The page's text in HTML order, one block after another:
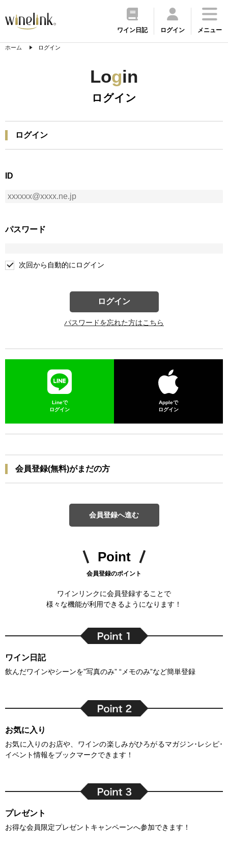
ワイン日記 ログイン メニュー
ホーム ログイン
Login
ログイン
ログイン
ID
パスワード
次回から自動的にログイン
ログイン
パスワードを忘れた方はこちら
Lineで
ログイン
Appleで
ログイン
会員登録(無料)がまだの方
会員登録へ進む
Point
会員登録のポイント
ワインリンクに会員登録することで
様々な機能が利用できるようになります！
ワイン日記
飲んだワインやシーンを”写真のみ” “メモのみ”など簡単登録
お気に入り
お気に入りのお店や、ワインの楽しみがひろがるマガジン･レシピ･
イベント情報をブックマークできます！
プレゼント
お得な会員限定プレゼントキャンペーンへ参加できます！